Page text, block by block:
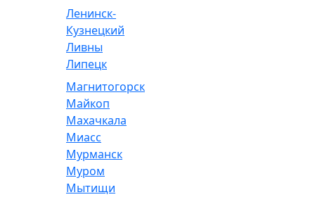
Ленинск-
Кузнецкий
Ливны
Липецк
Магнитогорск
Майкоп
Махачкала
Миасс
Мурманск
Муром
Мытищи